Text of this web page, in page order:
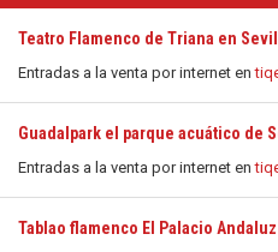
Teatro Flamenco de Triana en
Entradas a la venta por internet en
Guadalpark el parque acuático de
Entradas a la venta por internet en
Tablao flamenco El Palacio